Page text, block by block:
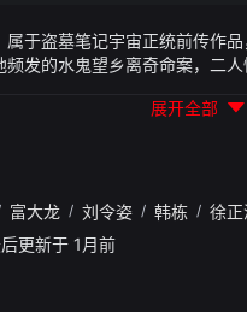
于盗墓笔记宇宙正统前传作
发的水鬼望乡离奇命案，二
裂出第二人格。随着线索不断
义，同时一步步揭开张家尘封
展开全部
富大龙 / 刘令姿 / 韩栋 / 徐正
更新于 1月前